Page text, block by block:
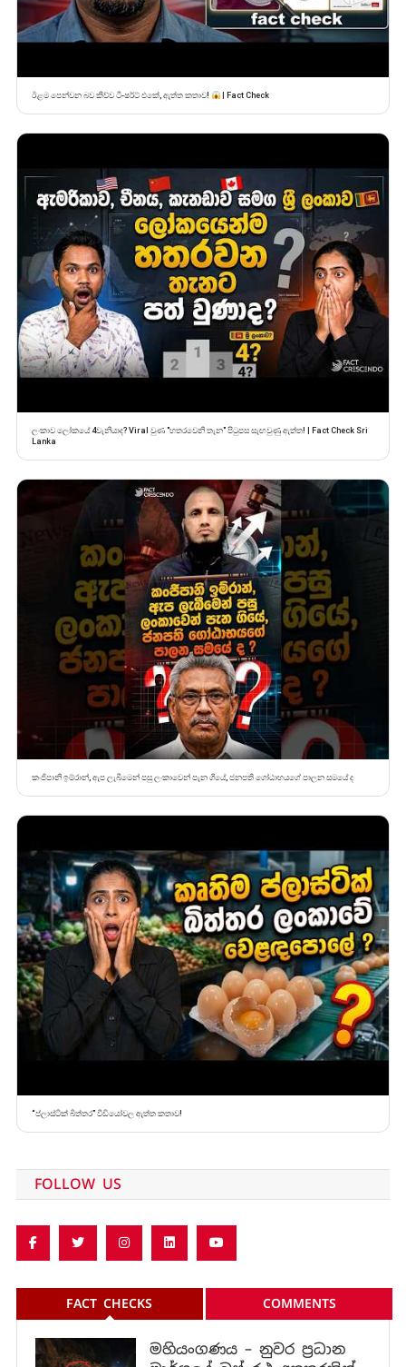
ඊළම පෙන්වන බව කිව්ව ටී-ෂර්ට් එකේ, ඇත්ත කතාව! | Fact Check
ලංකාව ලෝකයේ 4වැනියාද? Viral වුණ "හතරවෙනි තැන" පිටුපස සැඟවුණු ඇත්ත! | Fact Check Sri
Lanka
කංජිපානි ඉම්රාන්, ඇප ලැබීමෙන් පසු ලංකාවෙන් පැන ගියේ, ජනපති ගෝඨාභයගේ පාලන සමයේ ද
“ප්ලාස්ටික් බිත්තර” වීඩියෝවල ඇත්ත කතාව!
FOLLOW US
FACT CHECKS COMMENTS
මහියංගණය – නුවර ප්‍රධාන